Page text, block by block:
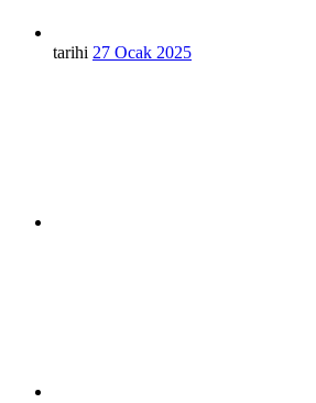
tarihi 27 Ocak 2025